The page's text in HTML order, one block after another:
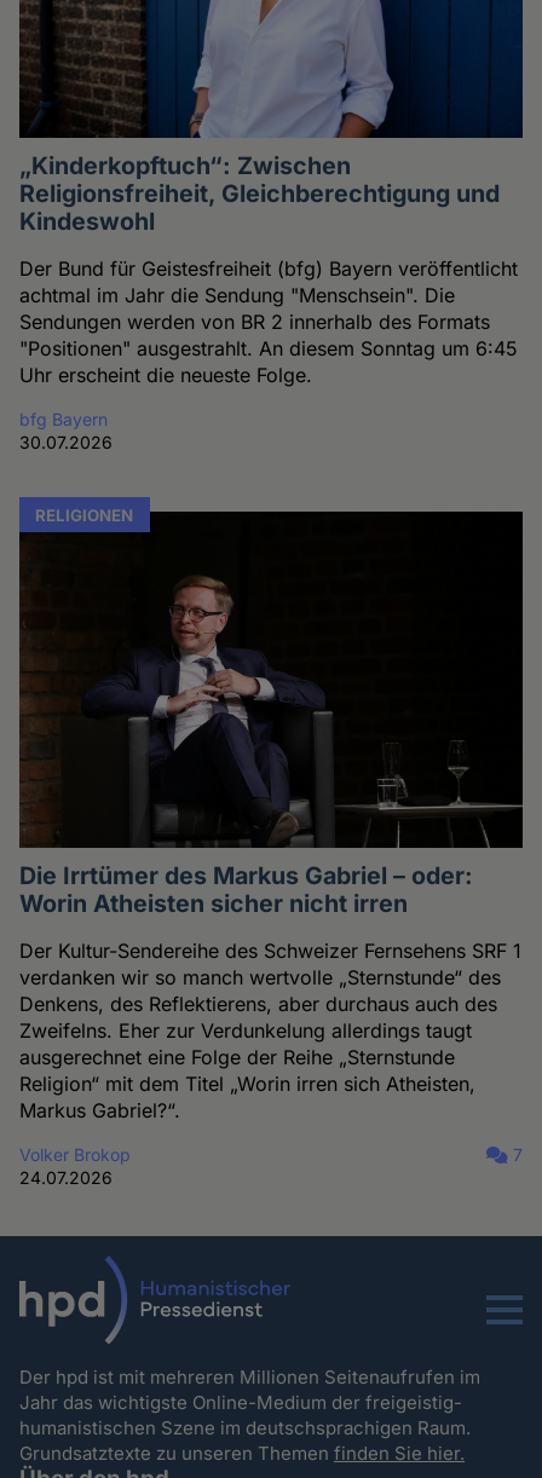
„Kinderkopftuch“: Zwischen
Religionsfreiheit, Gleichberechtigung und
Kindeswohl
Der Bund für Geistesfreiheit (bfg) Bayern veröffentlicht
achtmal im Jahr die Sendung "Menschsein". Die
Sendungen werden von BR 2 innerhalb des Formats
"Positionen" ausgestrahlt. An diesem Sonntag um 6:45
Uhr erscheint die neueste Folge.
bfg Bayern
30.07.2026
RELIGIONEN
Die Irrtümer des Markus Gabriel – oder:
Worin Atheisten sicher nicht irren
Der Kultur-Sendereihe des Schweizer Fernsehens SRF 1
verdanken wir so manch wertvolle „Sternstunde“ des
Denkens, des Reflektierens, aber durchaus auch des
Zweifelns. Eher zur Verdunkelung allerdings taugt
ausgerechnet eine Folge der Reihe „Sternstunde
Religion“ mit dem Titel „Worin irren sich Atheisten,
Markus Gabriel?“.
Volker Brokop
24.07.2026
7
Menu
Der hpd ist mit mehreren Millionen Seitenaufrufen im
Jahr das wichtigste Online-Medium der freigeistig-
humanistischen Szene im deutschsprachigen Raum.
Grundsatztexte zu unseren Themenfinden Sie hier.